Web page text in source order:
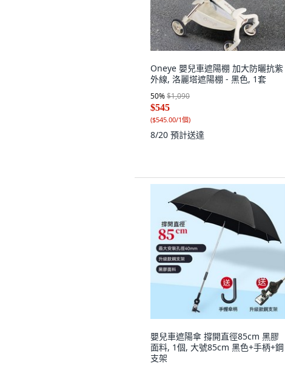
Oneye 嬰兒車遮陽棚 加大防曬抗紫
外線, 洛麗塔遮陽棚 - 黑色, 1套
50%$1,090
$545
($545.00/1個)
8/20 預計送達
嬰兒車遮陽傘 撐開直徑85cm 黑膠
面料, 1個, 大號85cm 黑色+手柄+鋼
支架